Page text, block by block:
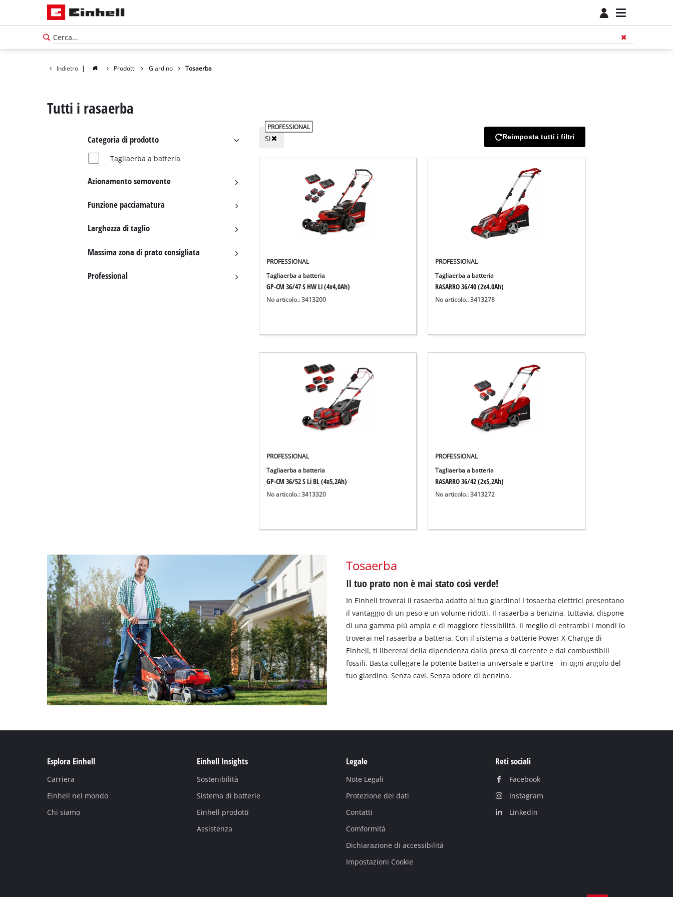
Indietro | Prodotti Giardino Tosaerba
Tutti i rasaerba
Categoria di prodotto
Tagliaerba a batteria
Azionamento semovente
Funzione pacciamatura
Larghezza di taglio
Massima zona di prato consigliata
Professional
PROFESSIONAL
Si Reimposta tutti i filtri
PROFESSIONAL
Tagliaerba a batteria
GP-CM 36/47 S HW Li (4x4,0Ah)
No articolo.: 3413200
PROFESSIONAL
Tagliaerba a batteria
RASARRO 36/40 (2x4.0Ah)
No articolo.: 3413278
PROFESSIONAL
Tagliaerba a batteria
GP-CM 36/52 S Li BL (4x5,2Ah)
No articolo.: 3413320
PROFESSIONAL
Tagliaerba a batteria
RASARRO 36/42 (2x5,2Ah)
No articolo.: 3413272
Tosaerba
Il tuo prato non è mai stato così verde!
In Einhell troverai il rasaerba adatto al tuo giardino! I tosaerba elettrici presentano
il vantaggio di un peso e un volume ridotti. Il rasaerba a benzina, tuttavia, dispone
di una gamma più ampia e di maggiore flessibilità. Il meglio di entrambi i mondi lo
troverai nel rasaerba a batteria. Con il sistema a batterie Power X-Change di
Einhell, ti libererai della dipendenza dalla presa di corrente e dai combustibili
fossili. Basta collegare la potente batteria universale e partire – in ogni angolo del
tuo giardino. Senza cavi. Senza odore di benzina.
Esplora Einhell
Carriera
Einhell nel mondo
Chi siamo
Einhell Insights
Sostenibilità
Sistema di batterie
Einhell prodotti
Assistenza
Legale
Note Legali
Protezione dei dati
Contatti
Comformità
Dichiarazione di accessibilità
Impostazioni Cookie
Reti sociali
Facebook
Instagram
Linkedin